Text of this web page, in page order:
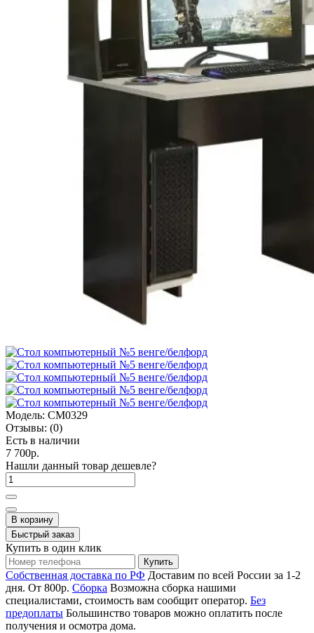
Модель: СМ0329
Отзывы: (0)
Есть в наличии
7 700р.
Нашли данный товар дешевле?
В корзину
Быстрый заказ
Купить в один клик
Купить
Собственная доставка по РФ Доставим по всей России за 1-2
дня. От 800р. Сборка Возможна сборка нашими
специалистами, стоимость вам сообщит оператор. Без
предоплаты Большинство товаров можно оплатить после
получения и осмотра дома.